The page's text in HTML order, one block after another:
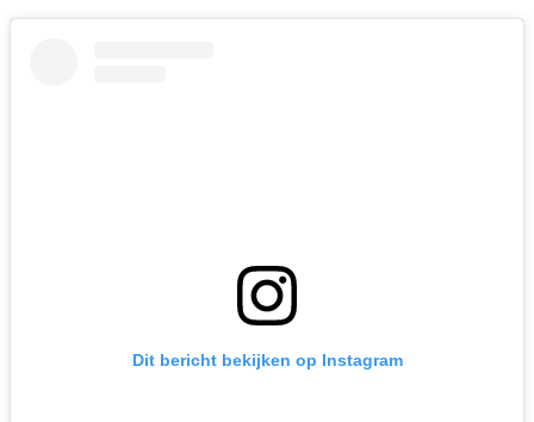
Dit bericht bekijken op Instagram